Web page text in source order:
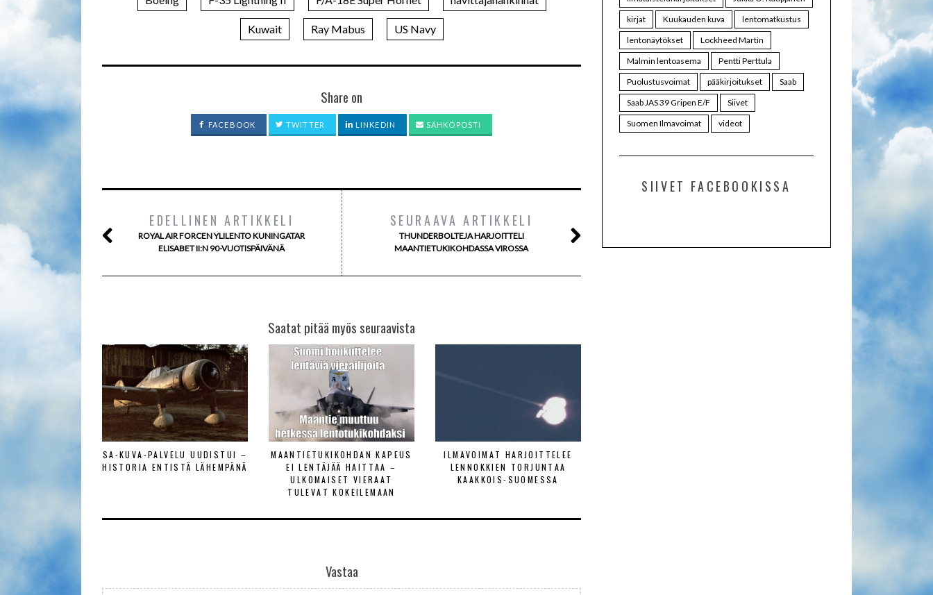
Kuwait Ray Mabus US Navy
Share on
FACEBOOK TWITTER LINKEDIN SÄHKÖPOSTI
EDELLINEN ARTIKKELI
ROYAL AIR FORCEN YLILENTO KUNINGATAR
ELISABET II:N 90-VUOTISPÄIVÄNÄ
SEURAAVA ARTIKKELI
THUNDERBOLTEJA HARJOITTELI
MAANTIETUKIKOHDASSA VIROSSA
Saatat pitää myös seuraavista
SA-KUVA-PALVELU UUDISTUI –
HISTORIA ENTISTÄ LÄHEMPÄNÄ
MAANTIETUKIKOHDAN KAPEUS
EI LENTÄJÄÄ HAITTAA –
ULKOMAISET VIERAAT
TULEVAT KOKEILEMAAN
ILMAVOIMAT HARJOITTELEE
LENNOKKIEN TORJUNTAA
KAAKKOIS-SUOMESSA
Vastaa
kirjat
Kuukauden kuva
lentomatkustus
lentonäytökset
Lockheed Martin
Malmin lentoasema
Pentti Perttula
Puolustusvoimat
pääkirjoitukset
Saab
Saab JAS 39 Gripen E/F
Siivet
Suomen Ilmavoimat
videot
SIIVET FACEBOOKISSA